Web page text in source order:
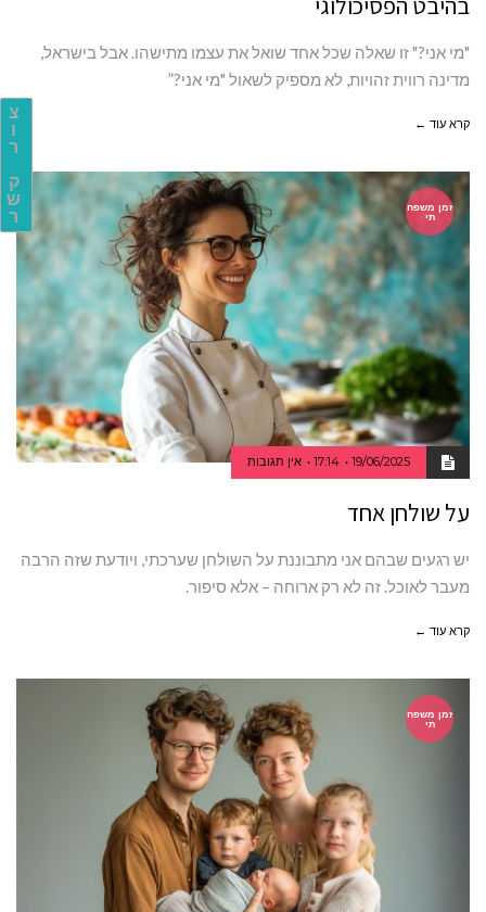
צ
ו
ר
ק
ש
ר
"מי אני?" זו שאלה שכל אחד שואל את עצמו מתישהו. אבל בישראל,
מדינה רווית זהויות, לא מספיק לשאול "מי אני?”
קרא עוד ←
זמן משפח
תי
19/06/2025
17:14 אין תגובות
על שולחן אחד
יש רגעים שבהם אני מתבוננת על השולחן שערכתי, ויודעת שזה הרבה
מעבר לאוכל. זה לא רק ארוחה – אלא סיפור.
קרא עוד ←
זמן משפח
תי